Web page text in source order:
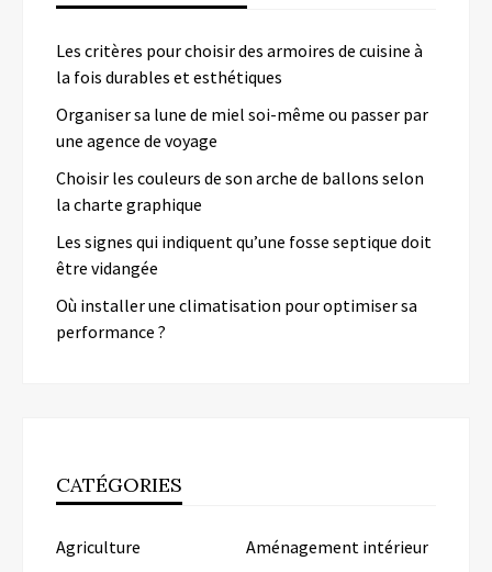
Les critères pour choisir des armoires de cuisine à
la fois durables et esthétiques
Organiser sa lune de miel soi-même ou passer par
une agence de voyage
Choisir les couleurs de son arche de ballons selon
la charte graphique
Les signes qui indiquent qu’une fosse septique doit
être vidangée
Où installer une climatisation pour optimiser sa
performance ?
CATÉGORIES
Agriculture
Aménagement intérieur